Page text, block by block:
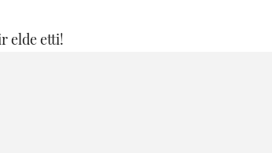
elde etti!